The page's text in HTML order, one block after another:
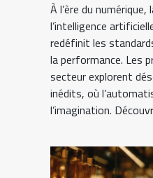
À l’ère du
l’intelligence
redéfinit les
la performance. Les
secteur explorent
inédits, où
l’imagination.